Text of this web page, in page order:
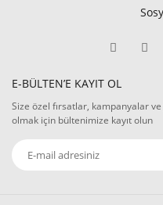
E-BÜLTEN’E KAYIT OL
Size özel fırsatlar, kampanyalar
olmak için bültenimize kayıt olun